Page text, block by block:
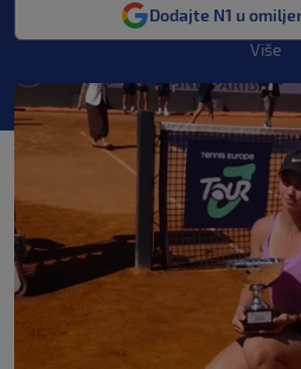
Dodajte N1 u
Više